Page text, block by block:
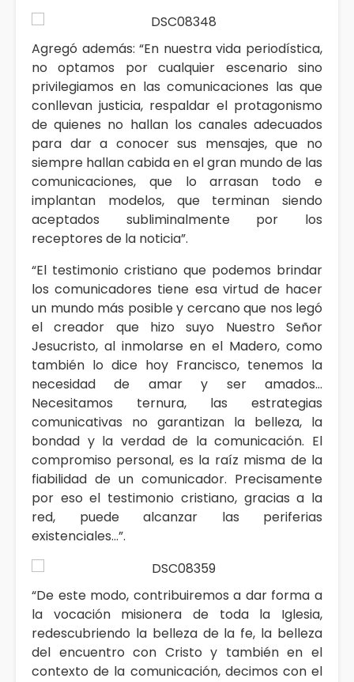
Agregó además: “En nuestra vida periodística,
no optamos por cualquier escenario sino
privilegiamos en las comunicaciones las que
conllevan justicia, respaldar el protagonismo
de quienes no hallan los canales adecuados
para dar a conocer sus mensajes, que no
siempre hallan cabida en el gran mundo de las
comunicaciones, que lo arrasan todo e
implantan modelos, que terminan siendo
aceptados subliminalmente por los
receptores de la noticia”.
“El testimonio cristiano que podemos brindar
los comunicadores tiene esa virtud de hacer
un mundo más posible y cercano que nos legó
el creador que hizo suyo Nuestro Señor
Jesucristo, al inmolarse en el Madero, como
también lo dice hoy Francisco, tenemos la
necesidad de amar y ser amados…
Necesitamos ternura, las estrategias
comunicativas no garantizan la belleza, la
bondad y la verdad de la comunicación. El
compromiso personal, es la raíz misma de la
fiabilidad de un comunicador. Precisamente
por eso el testimonio cristiano, gracias a la
red, puede alcanzar las periferias
existenciales…”.
“De este modo, contribuiremos a dar forma a
la vocación misionera de toda la Iglesia,
redescubriendo la belleza de la fe, la belleza
del encuentro con Cristo y también en el
contexto de la comunicación, decimos con el